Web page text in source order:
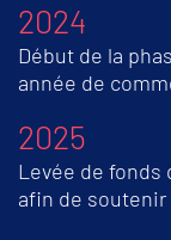
2024
Début de la
année de
2025
Levée de fonds
afin de